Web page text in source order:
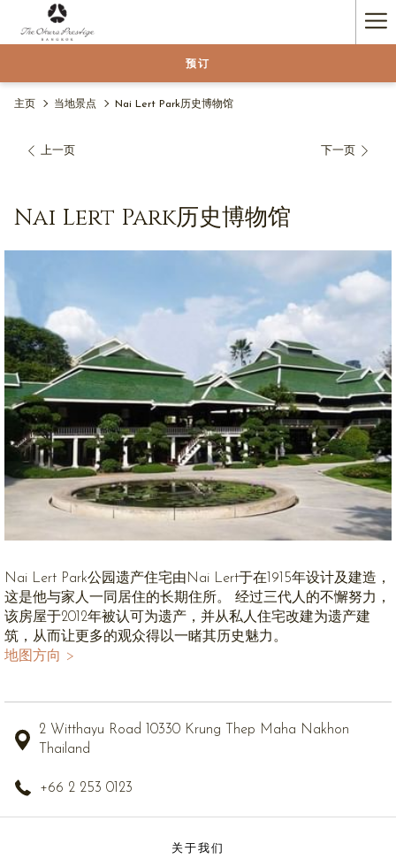
预订
主页 当地景点 Nai Lert Park历史博物馆
上一页 下一页
Nai Lert Park历史博物馆
Nai Lert Park公园遗产住宅由Nai Lert于在1915年设计及建造，
这是他与家人一同居住的长期住所。 经过三代人的不懈努力，
该房屋于2012年被认可为遗产，并从私人住宅改建为遗产建
筑，从而让更多的观众得以一睹其历史魅力。
地图方向 >
2 Witthayu Road 10330 Krung Thep Maha Nakhon
Thailand
+66 2 253 0123
关于我们